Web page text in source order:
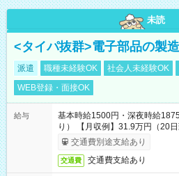
未読
<タイパ抜群>電子部品の製造
派遣 職種未経験OK 社会人未経験OK
WEB登録・面接OK
給与
基本時給1500円・深夜時給
り） 【月収例】31.9万円（20
※7ヶ月目以降は基本時給1450
交通費別途支給あり
交通費 交通費支給あり